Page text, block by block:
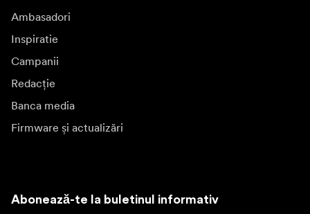
Ambasadori
Inspiratie
Campanii
Redacție
Banca media
Firmware și actualizări
Abonează-te la buletinul informativ